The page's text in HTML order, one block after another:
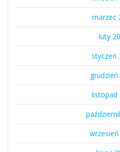
marzec
luty
styczeń
listopad